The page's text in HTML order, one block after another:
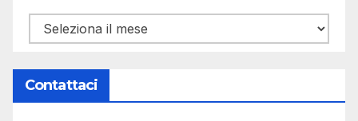
Archivi
Contattaci